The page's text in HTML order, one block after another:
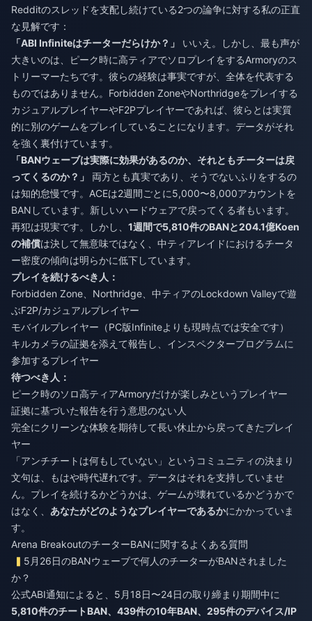
Redditのスレッドを支配し続けている2つの論争に対する私の正直
な見解です：
「ABI Infiniteはチーターだらけか？」
いいえ。しかし、最も声が
大きいのは、ピーク時に高ティアでソロプレイをするArmoryのス
トリーマーたちです。彼らの経験は事実ですが、全体を代表する
ものではありません。Forbidden ZoneやNorthridgeをプレイする
カジュアルプレイヤーやF2Pプレイヤーであれば、彼らとは実質
的に別のゲームをプレイしていることになります。データがそれ
を強く裏付けています。
「BANウェーブは実際に効果があるのか、それともチーターは戻
ってくるのか？」
両方とも真実であり、そうでないふりをするの
は知的怠慢です。ACEは2週間ごとに5,000〜8,000アカウントを
BANしています。新しいハードウェアで戻ってくる者もいます。
再犯は現実です。しかし、 1週間で5,810件のBANと204.1億Koen
の補償は決して無意味ではなく、中ティアレイドにおけるチータ
ー密度の傾向は明らかに低下しています。
プレイを続けるべき人：
Forbidden Zone、Northridge、中ティアのLockdown Valleyで遊
ぶF2P/カジュアルプレイヤー
モバイルプレイヤー（PC版Infiniteよりも現時点では安全です）
キルカメラの証拠を添えて報告し、インスペクタープログラムに
参加するプレイヤー
待つべき人：
ピーク時のソロ高ティアArmoryだけが楽しみというプレイヤー
証拠に基づいた報告を行う意思のない人
完全にクリーンな体験を期待して長い休止から戻ってきたプレイ
ヤー
「アンチチートは何もしていない」というコミュニティの決まり
文句は、もはや時代遅れです。データはそれを支持していませ
ん。プレイを続けるかどうかは、ゲームが壊れているかどうかで
はなく、 あなたがどのようなプレイヤーであるかにかかっていま
す。
Arena BreakoutのチーターBANに関するよくある質問
5月26日のBANウェーブで何人のチーターがBANされました
か？
公式ABI通知によると、5月18日〜24日の取り締まり期間中に
5,810件のチートBAN、439件の10年BAN、295件のデバイス/IP